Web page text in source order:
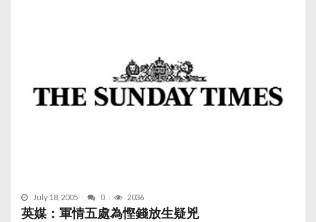
July 18, 2005 0 2036
英媒：軍情五處為慳錢放生疑兇